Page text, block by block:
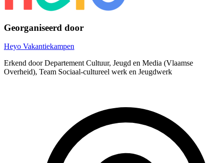
Georganiseerd door
Heyo Vakantiekampen
Erkend door Departement Cultuur, Jeugd en Media (Vlaamse
Overheid), Team Sociaal-cultureel werk en Jeugdwerk